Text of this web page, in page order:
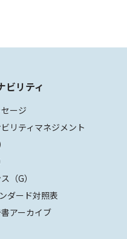
ビリティ
ージ
リティマネジメント
（G）
ダード対照表
アーカイブ